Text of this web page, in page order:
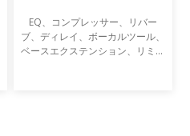
EQ、コンプレッサー、リバー
ブ、ディレイ、ボーカルツール、
ベースエクステンション、リミッ